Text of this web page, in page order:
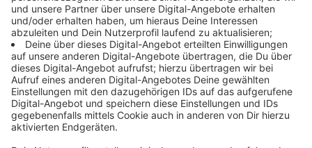
dürfen. 25 Listenplätze umfasst der Rat, der als
politisches Sprachrohr für Menschen mit
Zuwanderungsgeschichte die Politiker im Stadtrat
berät. Ergänzt wird er durch neun Ratspolitiker, die in
den Rat entsandt werden.
Anbei einige Stichpunkt zu den einzelnen
kandidierenden Listen: